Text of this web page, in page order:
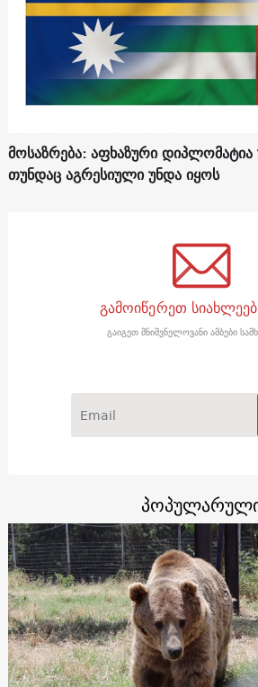
მოსაზრება: აფხაზური
თუნდაც აგრესიული უნდა იყოს
გამოიწერეთ
გაიგეთ მნიშვნელოვანი ამბები